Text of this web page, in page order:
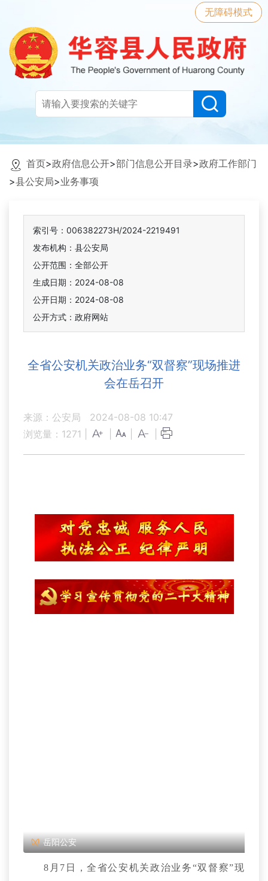
无障碍模式
首页>政府信息公开>部门信息公开目录>政府工作部门
>县公安局>业务事项
索引号：006382273H/2024-2219491
发布机构：县公安局
公开范围：全部公开
生成日期：2024-08-08
公开日期：2024-08-08
公开方式：政府网站
全省公安机关政治业务“双督察”现场推进
会在岳召开
来源：公安局
2024-08-08 10:47
浏览量： 1271
岳阳公安
8月7日，全省公安机关政治业务“双督察”现